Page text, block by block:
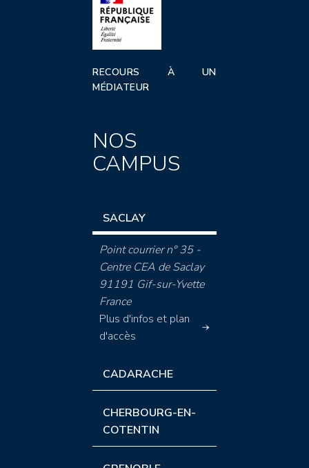
RECOURS À UN
MÉDIATEUR
NOS
CAMPUS
SACLAY
Point courrier n° 35 -
Centre CEA de Saclay
91191 Gif-sur-Yvette
France
Plus d'infos et plan
d'accès
CADARACHE
CHERBOURG-EN-
COTENTIN